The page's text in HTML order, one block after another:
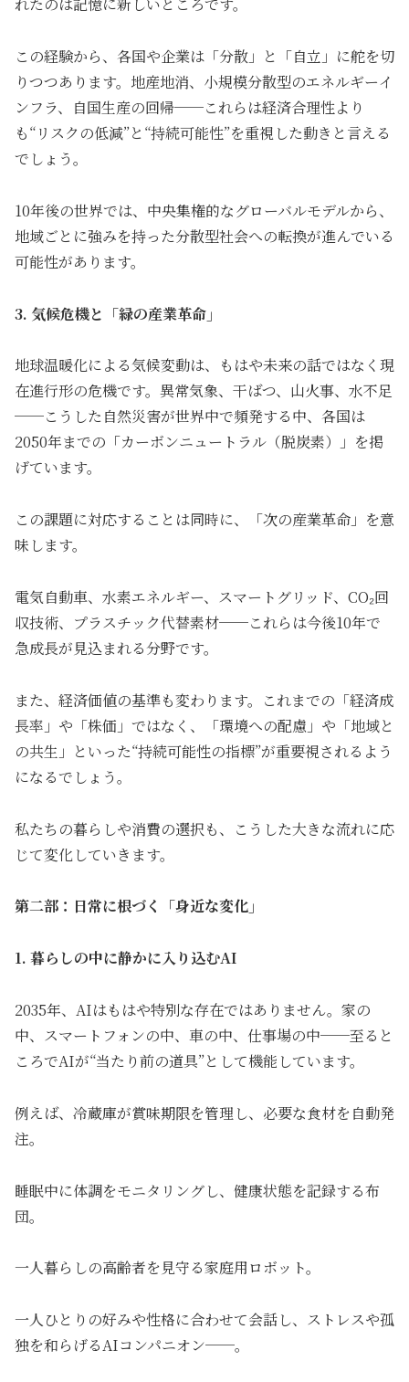
れたのは記憶に新しいところです。
この経験から、各国や企業は「分散」と「自立」に舵を切
りつつあります。地産地消、小規模分散型のエネルギーイ
ンフラ、自国生産の回帰──これらは経済合理性より
も“リスクの低減”と“持続可能性”を重視した動きと言える
でしょう。
10年後の世界では、中央集権的なグローバルモデルから、
地域ごとに強みを持った分散型社会への転換が進んでいる
可能性があります。
3. 気候危機と「緑の産業革命」
地球温暖化による気候変動は、もはや未来の話ではなく現
在進行形の危機です。異常気象、干ばつ、山火事、水不足
──こうした自然災害が世界中で頻発する中、各国は
2050年までの「カーボンニュートラル（脱炭素）」を掲
げています。
この課題に対応することは同時に、「次の産業革命」を意
味します。
電気自動車、水素エネルギー、スマートグリッド、CO₂回
収技術、プラスチック代替素材──これらは今後10年で
急成長が見込まれる分野です。
また、経済価値の基準も変わります。これまでの「経済成
長率」や「株価」ではなく、「環境への配慮」や「地域と
の共生」といった“持続可能性の指標”が重要視されるよう
になるでしょう。
私たちの暮らしや消費の選択も、こうした大きな流れに応
じて変化していきます。
第二部：日常に根づく「身近な変化」
1. 暮らしの中に静かに入り込むAI
2035年、AIはもはや特別な存在ではありません。家の
中、スマートフォンの中、車の中、仕事場の中──至ると
ころでAIが“当たり前の道具”として機能しています。
例えば、冷蔵庫が賞味期限を管理し、必要な食材を自動発
注。
睡眠中に体調をモニタリングし、健康状態を記録する布
団。
一人暮らしの高齢者を見守る家庭用ロボット。
一人ひとりの好みや性格に合わせて会話し、ストレスや孤
独を和らげるAIコンパニオン──。